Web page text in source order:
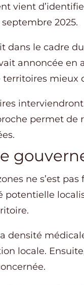
vient
2025.
dans le cadre
annoncée
territoires
permet de
ne s’est
potentielle
densité
locale.